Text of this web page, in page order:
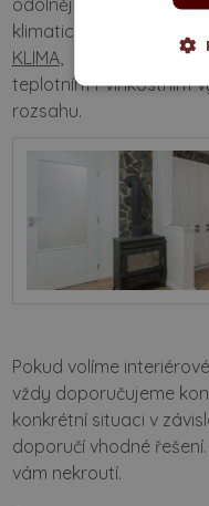
klimatických
KLIMA, jejich
teplotním i vlhkostním
rozsahu.
Pokud volíme
vždy doporučujeme
konkrétní situaci v
doporučí vhodné
vám nekroutí.